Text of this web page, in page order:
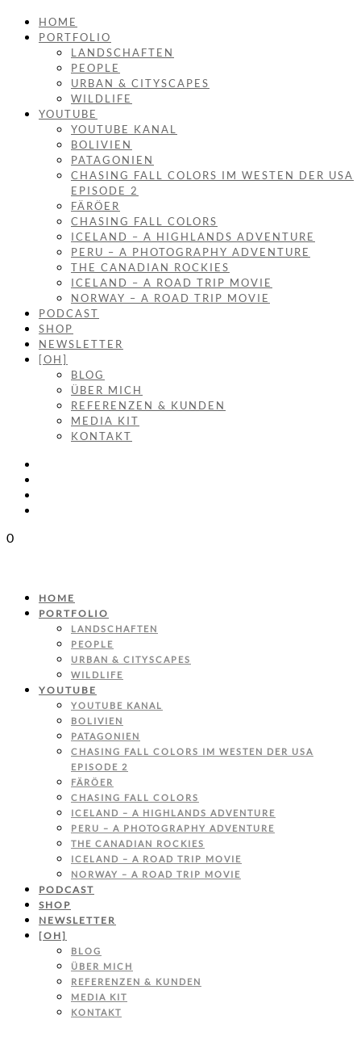
HOME
PORTFOLIO
LANDSCHAFTEN
PEOPLE
URBAN & CITYSCAPES
WILDLIFE
YOUTUBE
YOUTUBE KANAL
BOLIVIEN
PATAGONIEN
CHASING FALL COLORS IM WESTEN DER USA
EPISODE 2
FÄRÖER
CHASING FALL COLORS
ICELAND – A HIGHLANDS ADVENTURE
PERU – A PHOTOGRAPHY ADVENTURE
THE CANADIAN ROCKIES
ICELAND – A ROAD TRIP MOVIE
NORWAY – A ROAD TRIP MOVIE
PODCAST
SHOP
NEWSLETTER
[OH]
BLOG
ÜBER MICH
REFERENZEN & KUNDEN
MEDIA KIT
KONTAKT
0
HOME
PORTFOLIO
LANDSCHAFTEN
PEOPLE
URBAN & CITYSCAPES
WILDLIFE
YOUTUBE
YOUTUBE KANAL
BOLIVIEN
PATAGONIEN
CHASING FALL COLORS IM WESTEN DER USA
EPISODE 2
FÄRÖER
CHASING FALL COLORS
ICELAND – A HIGHLANDS ADVENTURE
PERU – A PHOTOGRAPHY ADVENTURE
THE CANADIAN ROCKIES
ICELAND – A ROAD TRIP MOVIE
NORWAY – A ROAD TRIP MOVIE
PODCAST
SHOP
NEWSLETTER
[OH]
BLOG
ÜBER MICH
REFERENZEN & KUNDEN
MEDIA KIT
KONTAKT